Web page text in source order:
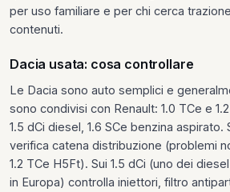
per uso familiare e per chi cerca
contenuti.
Dacia usata: cosa controllare
Le Dacia sono auto semplici e
sono condivisi con Renault: 1.0 TCe e
1.5 dCi diesel, 1.6 SCe benzina aspirato.
verifica catena distribuzione (problemi
1.2 TCe H5Ft). Sui 1.5 dCi (uno dei
in Europa) controlla iniettori, filtro